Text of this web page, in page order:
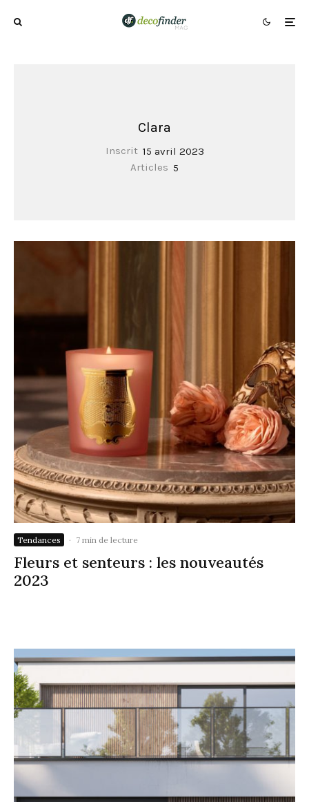
Clara
Inscrit 15 avril 2023
Articles 5
Tendances · 7 min de lecture
Fleurs et senteurs : les nouveautés
2023